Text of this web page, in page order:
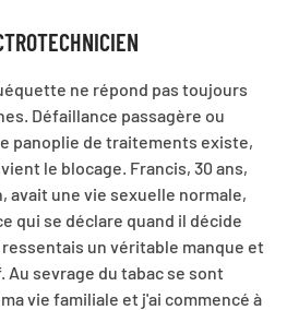
ne répond pas toujours
Défaillance passagère ou
panoplie de traitements existe,
le blocage. Francis, 30 ans,
avait une vie sexuelle normale,
qui se déclare quand il décide
un véritable manque et
sevrage du tabac se sont
vie familiale et j'ai commencé à